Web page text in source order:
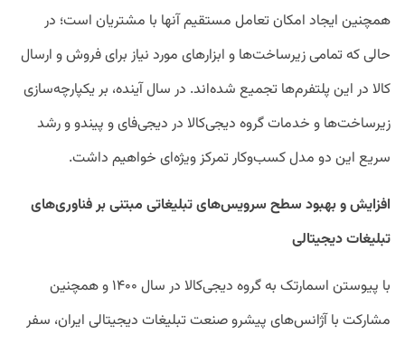
همچنین ایجاد امکان تعامل مستقیم آنها با مشتریان است؛ در
حالی که تمامی زیرساخت‌ها و ابزارهای مورد نیاز برای فروش و ارسال
کالا در این پلتفرم‌ها تجمیع شده‌اند. در سال آینده، بر یکپارچه‌سازی
زیرساخت‌ها و خدمات گروه دیجی‌کالا در دیجی‌فای و پیندو و رشد
سریع این دو مدل کسب‌وکار تمرکز ویژه‌ای خواهیم داشت.
افزایش و بهبود سطح سرویس‌های تبلیغاتی مبتنی بر فناوری‌های
تبلیغات دیجیتالی
با پیوستن اسمارتک به گروه دیجی‌کالا در سال ۱۴۰۰ و همچنین
مشارکت با آژانس‌های پیشرو صنعت تبلیغات دیجیتالی ایران، سفر